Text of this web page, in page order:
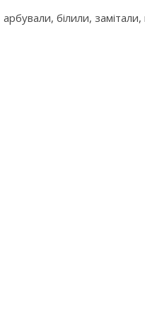
арбували, білили,